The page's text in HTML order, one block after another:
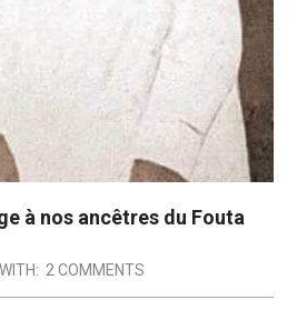
à nos ancêtres du Fouta
WITH: 2 COMMENTS